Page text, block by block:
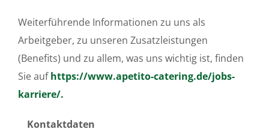
Weiterführende Informationen zu uns als
Arbeitgeber, zu unseren Zusatzleistungen
(Benefits) und zu allem, was uns wichtig ist, finden
Sie aufhttps://www.apetito-catering.de/jobs-
karriere/.
Kontaktdaten